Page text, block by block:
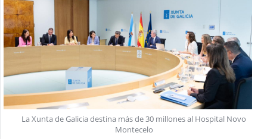
La Xunta de Galicia destina más de 30 millones al Hospital Novo
Montecelo